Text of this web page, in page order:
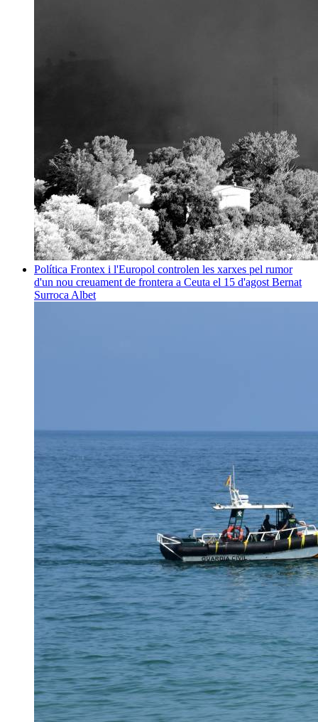
Política Frontex i l'Europol controlen les xarxes pel rumor
d'un nou creuament de frontera a Ceuta el 15 d'agost Bernat
Surroca Albet